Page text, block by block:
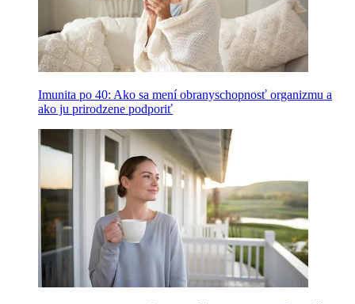
Imunita po 40: Ako sa mení obranyschopnosť organizmu a
ako ju prirodzene podporiť